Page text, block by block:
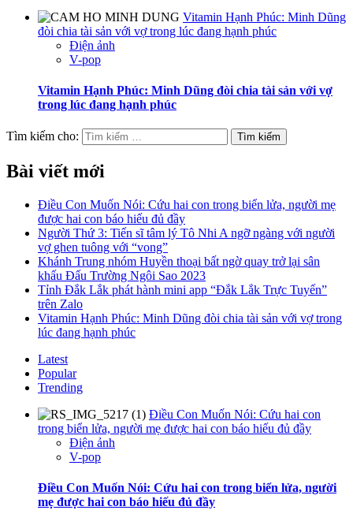
Vitamin Hạnh Phúc: Minh Dũng
đòi chia tài sản với vợ trong lúc đang hạnh phúc
Điện ảnh
V-pop
Vitamin Hạnh Phúc: Minh Dũng đòi chia tài sản với vợ
trong lúc đang hạnh phúc
Tìm kiếm cho:
Bài viết mới
Điều Con Muốn Nói: Cứu hai con trong biển lửa, người mẹ
được hai con báo hiếu đủ đầy
Người Thứ 3: Tiến sĩ tâm lý Tô Nhi A ngỡ ngàng với người
vợ ghen tuông với “vong”
Khánh Trung nhóm Huyền thoại bất ngờ quay trở lại sân
khấu Đấu Trường Ngôi Sao 2023
Tỉnh Đắk Lắk phát hành mini app “Đắk Lắk Trực Tuyến”
trên Zalo
Vitamin Hạnh Phúc: Minh Dũng đòi chia tài sản với vợ trong
lúc đang hạnh phúc
Latest
Popular
Trending
Điều Con Muốn Nói: Cứu hai con
trong biển lửa, người mẹ được hai con báo hiếu đủ đầy
Điện ảnh
V-pop
Điều Con Muốn Nói: Cứu hai con trong biển lửa, người
mẹ được hai con báo hiếu đủ đầy